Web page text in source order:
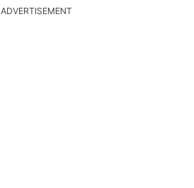
ADVERTISEMENT